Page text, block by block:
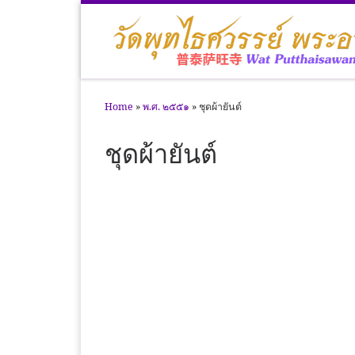
Home »พ.ศ. ๒๕๕๑ » ชุดผ้ายันต์
ชุดผ้ายันต์